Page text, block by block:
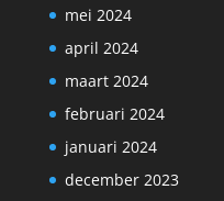
mei 2024
april 2024
maart 2024
februari 2024
januari 2024
december 2023